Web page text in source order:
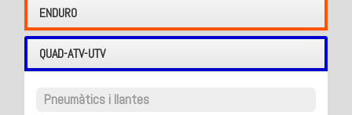
ENDURO
QUAD-ATV-UTV
Pneumàtics i llantes